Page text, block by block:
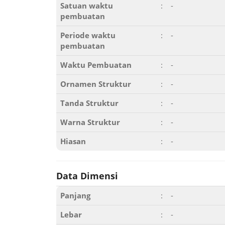
Satuan waktu
pembuatan
: -
Periode waktu
pembuatan
: -
Waktu Pembuatan :
-
Ornamen Struktur
:
-
Tanda Struktur
:
-
Warna Struktur
:
-
Hiasan
: -
Data Dimensi
Panjang :
-
Lebar
:
-